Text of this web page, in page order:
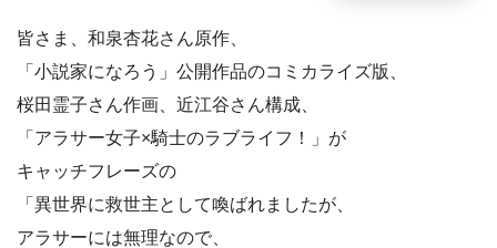
皆さま、和泉杏花さん原作、
「小説家になろう」公開作品のコミカライズ版、
桜田霊子さん作画、近江谷さん構成、
「アラサー女子×騎士のラブライフ！」が
キャッチフレーズの
「異世界に救世主として喚ばれましたが、
アラサーには無理なので、